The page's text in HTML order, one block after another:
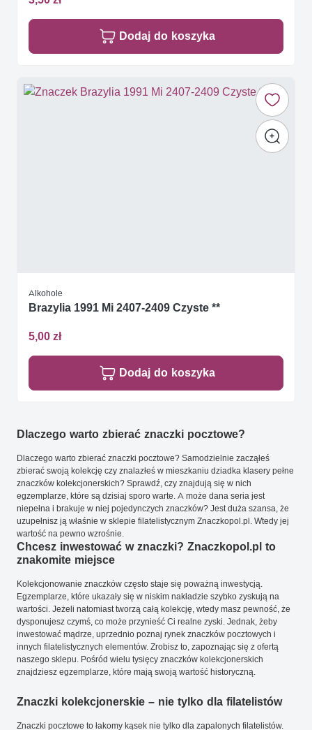
Dodaj do koszyka
Alkohole
Brazylia 1991 Mi 2407-2409 Czyste **
5,00 zł
Dodaj do koszyka
Dlaczego warto zbierać znaczki pocztowe?
Dlaczego warto zbierać znaczki pocztowe? Samodzielnie zacząłeś
zbierać swoją kolekcję czy znalazłeś w mieszkaniu dziadka klasery pełne
znaczków kolekcjonerskich? Sprawdź, czy znajdują się w nich
egzemplarze, które są dzisiaj sporo warte. A może dana seria jest
niepełna i brakuje w niej pojedynczych znaczków? Jest duża szansa, że
uzupełnisz ją właśnie w sklepie filatelistycznym Znaczkopol.pl. Wtedy jej
wartość na pewno wzrośnie.
Chcesz inwestować w znaczki? Znaczkopol.pl to
znakomite miejsce
Kolekcjonowanie znaczków często staje się poważną inwestycją.
Egzemplarze, które ukazały się w niskim nakładzie szybko zyskują na
wartości. Jeżeli natomiast tworzą całą kolekcję, wtedy masz pewność, że
dysponujesz czymś, co może przynieść Ci realne zyski. Jednak, żeby
inwestować mądrze, uprzednio poznaj rynek znaczków pocztowych i
innych filatelistycznych elementów. Zrobisz to, zapoznając się z ofertą
naszego sklepu. Pośród wielu tysięcy znaczków kolekcjonerskich
znajdziesz egzemplarze, które mają swoją wartość historyczną.
Znaczki kolekcjonerskie – nie tylko dla filatelistów
Znaczki pocztowe to łakomy kąsek nie tylko dla zapalonych filatelistów.